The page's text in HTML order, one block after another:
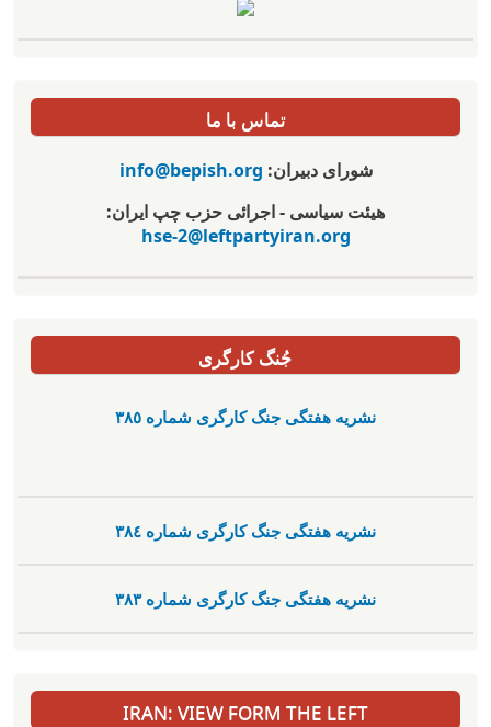
تماس با ما
شورای دبیران:info@bepish.org
هیئت سیاسی - اجرائی حزب چپ ایران:
hse-2@leftpartyiran.org
جُنگ کارگری
نشریە هفتگی جنگ کارگری شمارە ٣٨٥
نشریە هفتگی جنگ کارگری شمارە ٣٨٤
نشریە هفتگی جنگ کارگری شمارە ٣٨٣
IRAN: VIEW FORM THE LEFT